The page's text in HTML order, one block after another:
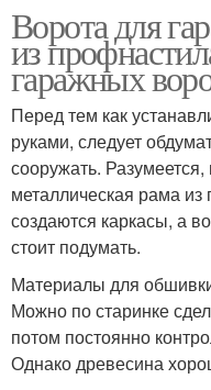
Ворота для
из
гаражных
Перед тем как
руками, следует
сооружать.
металлическая рама
создаются каркасы, а
стоит подумать.
Материалы для
Можно по старинке
потом постоянно
Однако древесина